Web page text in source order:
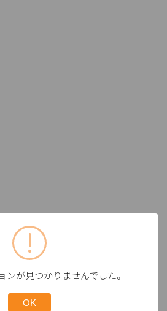
ンが見つかりませんでした。
OK